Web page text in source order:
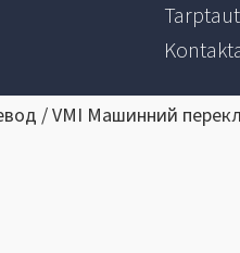
/ VMI Машинний